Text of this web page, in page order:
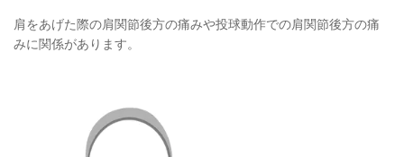
肩をあげた際の肩関節後方の痛みや投球動作での肩関節後方の痛
みに関係があります。